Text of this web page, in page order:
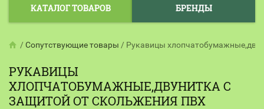
КАТАЛОГ ТОВАРОВ БРЕНДЫ
/ Сопутствующие товары / Рукавицы
РУКАВИЦЫ
ХЛОПЧАТОБУМАЖНЫЕ,ДВУНИТКА С
ЗАЩИТОЙ ОТ СКОЛЬЖЕНИЯ ПВХ